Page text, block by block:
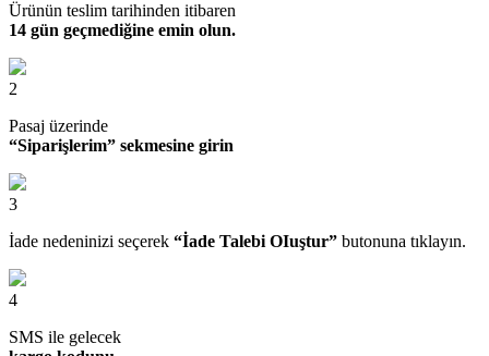
Ürünün teslim tarihinden itibaren
14 gün geçmediğine emin olun.
2
Pasaj üzerinde
“Siparişlerim” sekmesine girin
3
İade nedeninizi seçerek “İade Talebi OIuştur” butonuna tıklayın.
4
SMS ile gelecek